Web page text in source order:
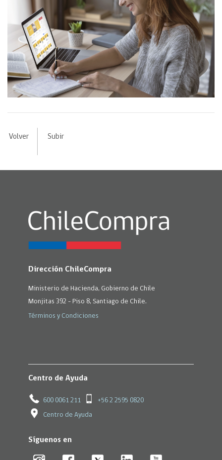
Volver Subir
Dirección ChileCompra
Ministerio de Hacienda, Gobierno de Chile
Monjitas 392 - Piso 8, Santiago de Chile.
Términos y Condiciones
Centro de Ayuda
600 0061 211 +56 2 2595 0820
Centro de Ayuda
Síguenos en